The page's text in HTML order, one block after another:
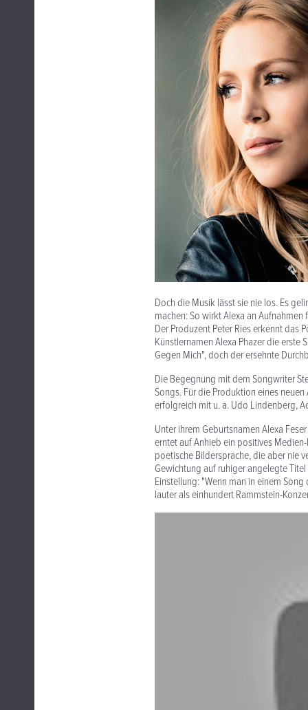
Doch die Musik lässt sie nie los. Es
machen: So wirkt Alexa an
Der Produzent Peter Ries erkennt das
Künstlernamen Alexa Phazer die
Gegen Mich", doch der ersehnte
Die Begegnung mit dem Songwriter
Songs. Für die Produktion eines
erfolgreich mit u. a. Udo Lindenberg,
Unter ihrem Geburtsnamen Alexa
erntet auf Anhieb ein positives
poetische Bildersprache, die aber nie
Gewichtung auf ruhiger angelegte
Einstellung: "Wenn man in einem
lauter als einhundert Rammstein-